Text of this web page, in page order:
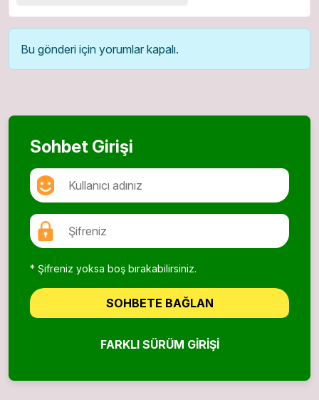
Bu gönderi için yorumlar kapalı.
Sohbet Girişi
* Şifreniz yoksa boş bırakabilirsiniz.
SOHBETE BAĞLAN
FARKLI SÜRÜM GIRIŞI